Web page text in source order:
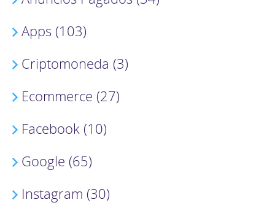
Apps (103)
Criptomoneda (3)
Ecommerce (27)
Facebook (10)
Google (65)
Instagram (30)